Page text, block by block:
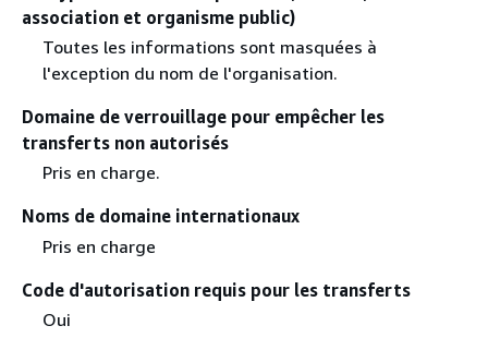
association et organisme public)
Toutes les informations sont masquées à
l'exception du nom de l'organisation.
Domaine de verrouillage pour empêcher les
transferts non autorisés
Pris en charge.
Noms de domaine internationaux
Pris en charge
Code d'autorisation requis pour les transferts
Oui